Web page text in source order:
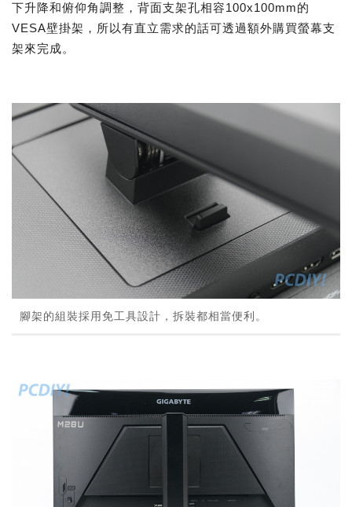
下升降和俯仰角調整，背面支架孔相容100x100mm的
VESA壁掛架，所以有直立需求的話可透過額外購買螢幕支
架來完成。
腳架的組裝採用免工具設計，拆裝都相當便利。